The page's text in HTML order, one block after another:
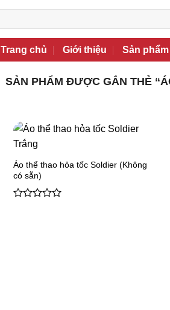
Trang chủ Giới thiệu Sản phẩm
SẢN PHẨM ĐƯỢC GẮN THẺ
Áo thể thao hỏa tốc Soldier (Không
có sẵn)